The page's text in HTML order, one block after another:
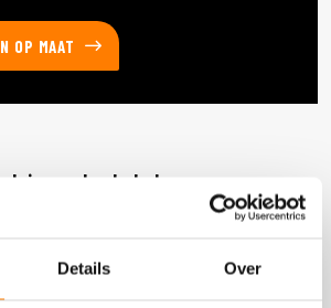
Details Over
OP MAAT
je eerder bekeken